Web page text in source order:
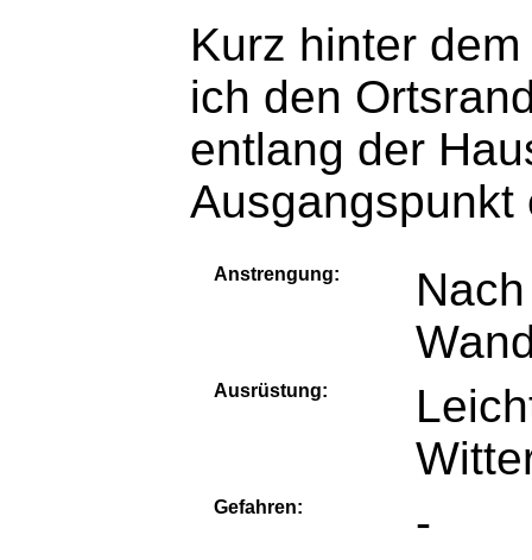
Kurz hinter
ich den
entlang der
Ausgangspunkt
Anstrengung:
Ausrüstung:
Gefahren: -